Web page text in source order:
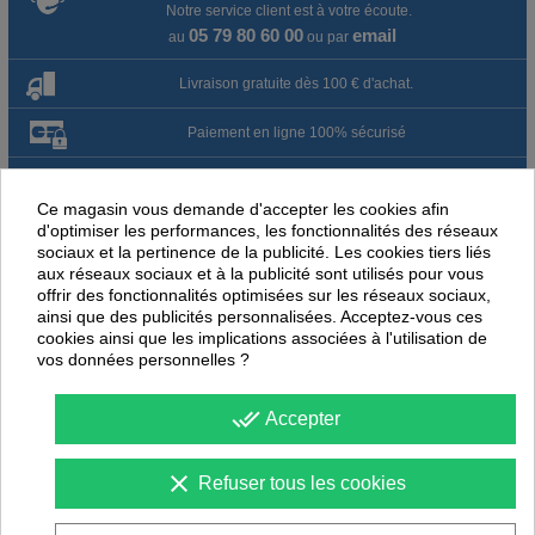
Notre service client est à votre écoute.
au 05 79 80 60 00ou par email
Livraison gratuite dès 100 € d'achat.
Paiement en ligne 100% sécurisé
Satisfait ou remboursé jusqu'à 60 jours
NOUS PENSONS QUE CES ARTICLES
PEUVENT ÉGALEMENT VOUS INTÉRESSER
Ce magasin vous demande d'accepter les cookies afin
d'optimiser les performances, les fonctionnalités des réseaux
sociaux et la pertinence de la publicité. Les cookies tiers liés
aux réseaux sociaux et à la publicité sont utilisés pour vous
offrir des fonctionnalités optimisées sur les réseaux sociaux,
ainsi que des publicités personnalisées. Acceptez-vous ces
cookies ainsi que les implications associées à l'utilisation de
vos données personnelles ?
done_all Accepter
clear Refuser tous les cookies